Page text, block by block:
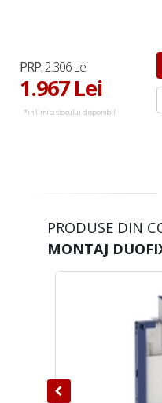
PRP:2.306 Lei
1.967 Lei
*in limita stocului disponibil
PRODUSE DIN
MONTAJ